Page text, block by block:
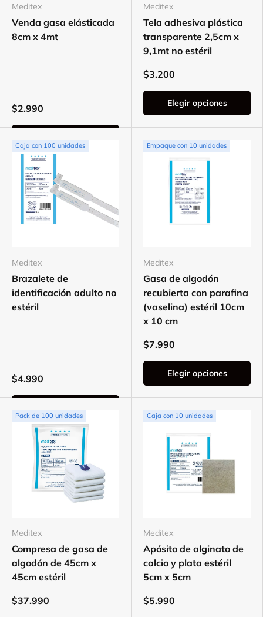
Meditex
Venda gasa elásticada
8cm x 4mt
$2.990
Meditex
Tela adhesiva plástica
transparente 2,5cm x
9,1mt no estéril
$3.200
Elegir opciones
Caja con 100 unidades
Meditex
Brazalete de
identificación adulto no
estéril
$4.990
Empaque con 10 unidades
Meditex
Gasa de algodón
recubierta con parafina
(vaselina) estéril 10cm
x 10 cm
$7.990
Elegir opciones
Pack de 100 unidades
Meditex
Compresa de gasa de
algodón de 45cm x
45cm estéril
$37.990
Caja con 10 unidades
Meditex
Apósito de alginato de
calcio y plata estéril
5cm x 5cm
$5.990